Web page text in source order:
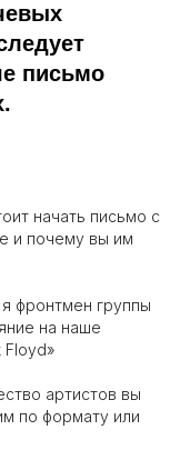
письмо
начать письмо с
и почему вы им
фронтмен группы
на наше
Floyd»
артистов вы
по формату или